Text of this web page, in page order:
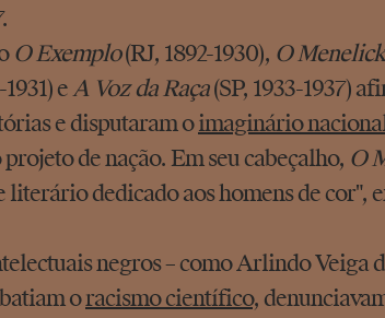
O Exemplo(RJ, 1892-1930), O Menelick
eA Voz da Raça(SP, 1933-1937)
e disputaram oimaginário
de nação. Em seu cabeçalho, O
dedicado aos homens de cor",
negros – como Arlindo Veiga
oracismo científico,